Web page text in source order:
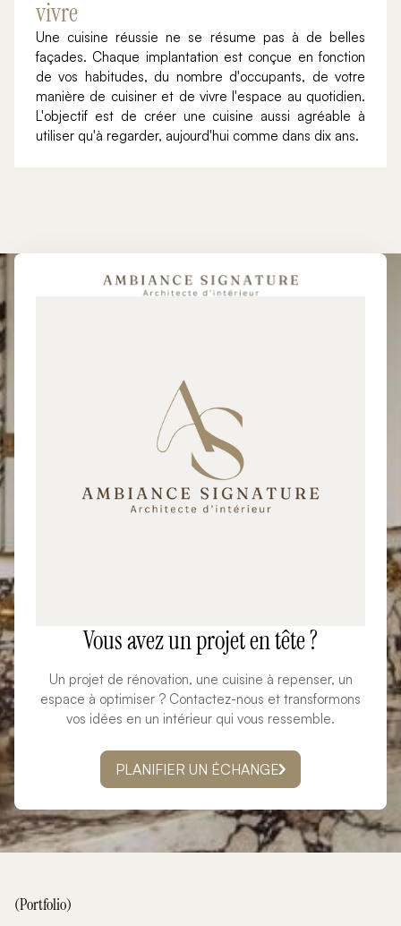
vivre
Une cuisine réussie ne se résume pas à de belles
façades. Chaque implantation est conçue en fonction
de vos habitudes, du nombre d'occupants, de votre
manière de cuisiner et de vivre l'espace au quotidien.
L'objectif est de créer une cuisine aussi agréable à
utiliser qu'à regarder, aujourd'hui comme dans dix ans.
Vous avez un projet en tête ?
Un projet de rénovation, une cuisine à repenser, un
espace à optimiser ? Contactez-nous et transformons
vos idées en un intérieur qui vous ressemble.
PLANIFIER UN ÉCHANGE
(Portfolio)